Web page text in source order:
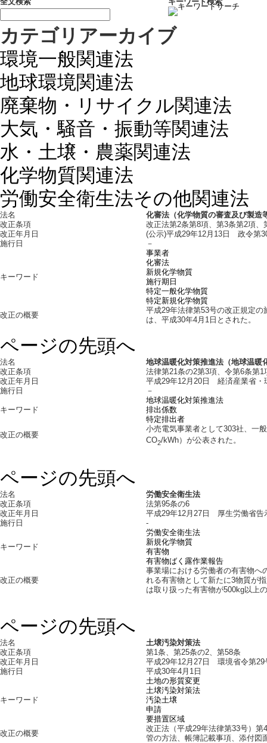
カテゴリアーカイブ
環境一般関連法
地球環境関連法
廃棄物・リサイクル関連法
大気・騒音・振動等関連法
水・土壌・農薬関連法
化学物質関連法
労働安全衛生法その他関連法
法名 化審法 （化学物質の審査及び製
改正条項
改正法第2条第8項、第3条第2項
改正年月日
(公示)平成29年12月13日 政令第
施行日
－
キーワード
事業者
化審法
新規化学物質
施行期日
特定一般化学物質
特定新規化学物質
改正の概要
平成29年法律第53号の改正規定
は、平成30年4月1日とされた。
ページの先頭へ
法名
地球温暖化対策推進法（地球温暖
改正条項
法律第21条の2第3項、令第6条第1
改正年月日
平成29年12月20日 経済産業省・
施行日
－
キーワード
地球温暖化対策推進法
排出係数
特定排出者
改正の概要
小売電気事業者として303社、一
CO2/kWh）が公表された。
ページの先頭へ
法名
労働安全衛生法
改正条項
法第95条の6
改正年月日
平成29年12月27日 厚生労働省告
施行日
-
キーワード
労働安全衛生法
新規化学物質
有害物
有害物ばく露作業報告
改正の概要
事業場における労働者の有害物へ
れる有害物として新たに3物質が
は取り扱った有害物が500kg以上
ページの先頭へ
法名
土壌汚染対策法
改正条項
第1条、第25条の2、第58条
改正年月日
平成29年12月27日 環境省令第29
施行日
平成30年4月1日
キーワード
土地の形質変更
土壌汚染対策法
汚染土壌
申請
要措置区域
改正の概要
改正法（平成29年法律第33号）第
管の方法、帳簿記載事項、添付図